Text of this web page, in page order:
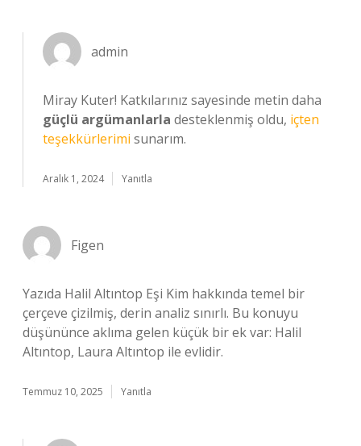
admin
Miray Kuter! Katkılarınız sayesinde metin daha
güçlü argümanlarla desteklenmiş oldu, içten
teşekkürlerimi sunarım.
Aralık 1, 2024 Yanıtla
Figen
Yazıda Halil Altıntop Eşi Kim hakkında temel bir
çerçeve çizilmiş, derin analiz sınırlı. Bu konuyu
düşününce aklıma gelen küçük bir ek var: Halil
Altıntop, Laura Altıntop ile evlidir.
Temmuz 10, 2025 Yanıtla